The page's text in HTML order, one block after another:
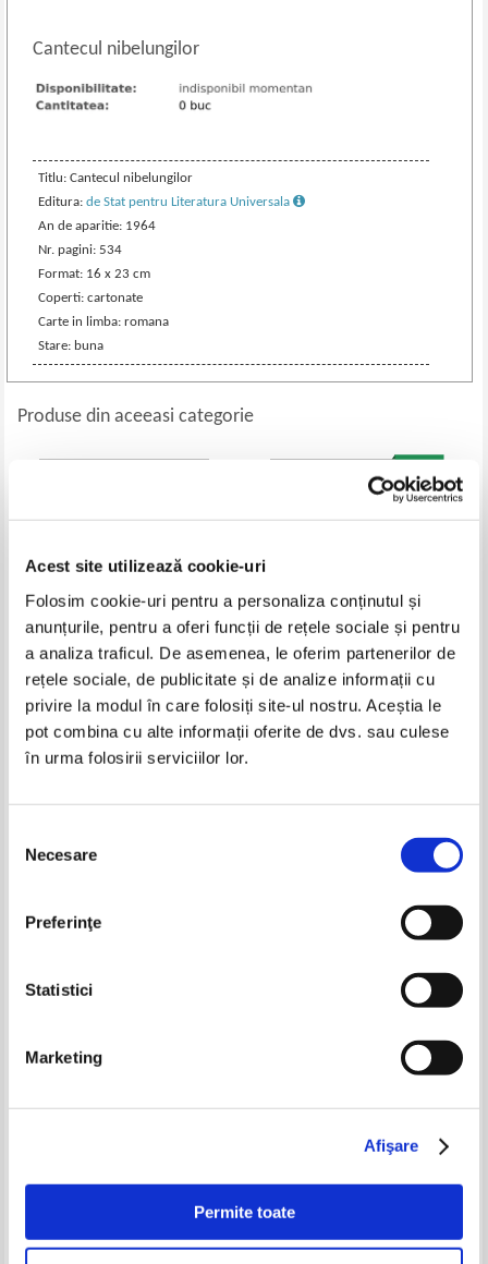
Acest site utilizează cookie-uri
Folosim cookie-uri pentru a personaliza conținutul și
anunțurile, pentru a oferi funcții de rețele sociale și pentru
a analiza traficul. De asemenea, le oferim partenerilor de
rețele sociale, de publicitate și de analize informații cu
privire la modul în care folosiți site-ul nostru. Aceștia le
pot combina cu alte informații oferite de dvs. sau culese
în urma folosirii serviciilor lor.
consimțământului
Necesare
Preferinţe
Statistici
Marketing
Afişare
Permite toate
Cantecul nibelungilor
Titlu: Cantecul nibelungilor
Editura:de Stat pentru Literatura Universala
An de aparitie: 1964
Nr. pagini: 534
Format: 16 x 23 cm
Coperti: cartonate
Carte in limba: romana
Stare: buna
Produse din aceeasi categorie
Fredrik Backman - Un barbat pe
nume Ove
Pret:40,00 Lei
Adaugă în coș
Vi Keeland - Acea scanteie
Pret:28,00 Lei
Colleen Hoover - Ugly love.
Edith Eva Eger - Alegerea